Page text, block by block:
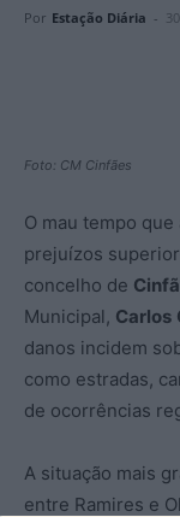
Por Estação Diária -
Foto: CM Cinfães
O mau tempo
prejuízos
concelho de
Municipal, Carlos
danos incidem
como estradas,
de ocorrências
A situação mais
entre Ramires e